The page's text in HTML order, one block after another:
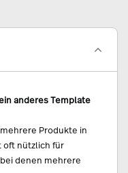
anderes Template
Produkte in
oft nützlich für
denen mehrere